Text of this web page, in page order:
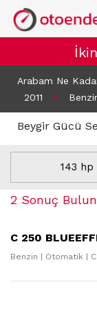
Arabam Ne
2011
>
Beygir Gücü
143 hp
2 Sonuç
C 250
Benzin | Otomatik |